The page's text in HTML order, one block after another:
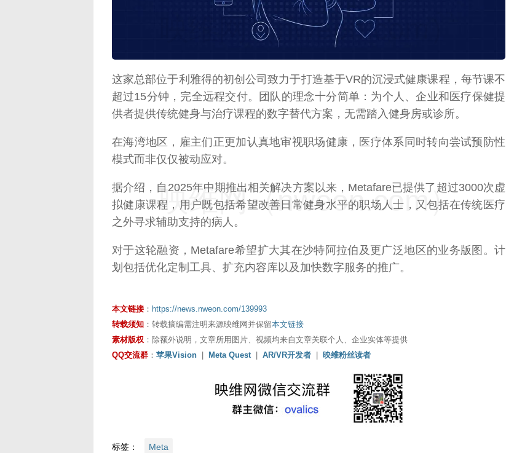
这家总部位于利雅得的初创公司致力于打造基于VR的沉浸式健康课程，每节课不
超过15分钟，完全远程交付。团队的理念十分简单：为个人、企业和医疗保健提
供者提供传统健身与治疗课程的数字替代方案，无需踏入健身房或诊所。
在海湾地区，雇主们正更加认真地审视职场健康，医疗体系同时转向尝试预防性
模式而非仅仅被动应对。
据介绍，自2025年中期推出相关解决方案以来，Metafare已提供了超过3000次虚
拟健康课程，用户既包括希望改善日常健身水平的职场人士，又包括在传统医疗
之外寻求辅助支持的病人。
对于这轮融资，Metafare希望扩大其在沙特阿拉伯及更广泛地区的业务版图。计
划包括优化定制工具、扩充内容库以及加快数字服务的推广。
映维网（nweon.com）
映维网（nweon.com）
本文链接 ： https://news.nweon.com/139993
转载须知 ：转载摘编需注明来源映维网并保留本文链接
素材版权 ：除额外说明，文章所用图片、视频均来自文章关联个人、企业实体等提供
QQ交流群 ： 苹果Vision Meta Quest| AR/VR开发者 映维粉丝读者
标签： Meta